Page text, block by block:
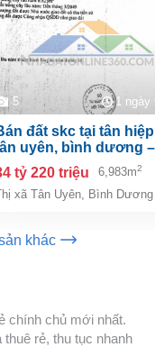
5 1
hiệp, tp.
uyên, bình dương –
tỷ 220 triệu 6,983m2
xã Tân Uyên Bình Dương
khác
chính chủ mới nhất.
thuê rẻ, thu tục nhanh